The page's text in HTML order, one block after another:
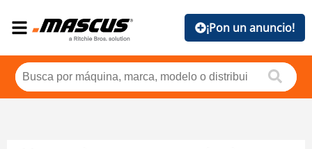
¡Pon un anuncio!